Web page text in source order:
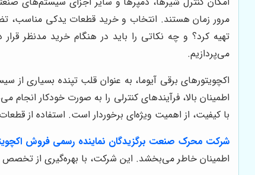
مرور زمان هستند. انتخاب و خرید قطعات یدکی مناسب،
تهیه کرد؟ و چه نکاتی را باید در هنگام خرید مدنظر
می‌پردازیم.
اکچویتورهای برقی آیوما، به عنوان قلب تپنده بسیاری از
اطمینان بالا، فرآیندهای کنترلی را به صورت خودکار
با کیفیت، از اهمیت ویژه‌ای برخوردار است. استفاده از
شرکت محرک صنعت برگزیدگان نماینده رسمی فروش
اطمینان خاطر می‌بخشد. این شرکت، با بهره‌گیری از تخصص